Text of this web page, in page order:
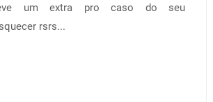
um extra pro caso do seu
rsrs...